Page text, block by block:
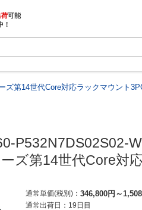
荷
！
ズ第14世代Core対応ラックマウント
P532N7DS02S02-
ズ第14世代Core対
通常単価(税別) 346,800円 ～
通常出荷日： 19日目